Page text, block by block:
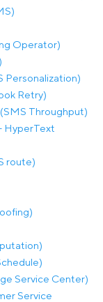
Operator)
Personalization)
Retry)
(SMS Throughput)
HyperText
route)
Service Center)
Service